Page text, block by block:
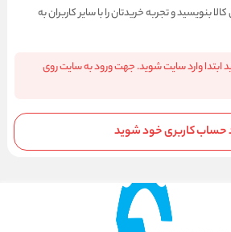
بنویسید و تجربه خریدتان را با سایر کاربران به
ابتدا وارد سایت شوید. جهت ورود به سایت روی
حساب کاربری خود شوید